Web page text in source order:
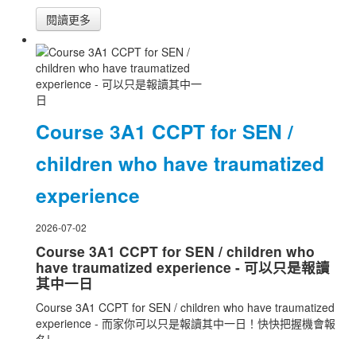
閱讀更多
Course 3A1 CCPT for SEN /
children who have traumatized
experience
2026-07-02
Course 3A1 CCPT for SEN / children who
have traumatized experience - 可以只是報讀
其中一日
Course 3A1 CCPT for SEN / children who have traumatized
experience - 而家你可以只是報讀其中一日！快快把握機會報